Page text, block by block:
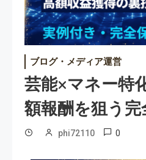
ブログ・メディア運営
芸能×マネー特
額報酬を狙う
phi72110 0